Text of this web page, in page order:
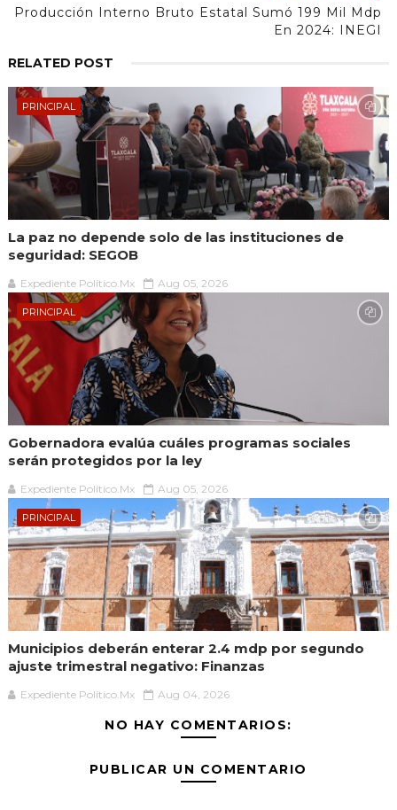
Producción Interno Bruto Estatal Sumó 199 Mil Mdp
En 2024: INEGI
RELATED POST
PRINCIPAL
La paz no depende solo de las instituciones de
seguridad: SEGOB
Expediente Político.Mx Aug 05, 2026
PRINCIPAL
Gobernadora evalúa cuáles programas sociales
serán protegidos por la ley
Expediente Político.Mx Aug 05, 2026
PRINCIPAL
Municipios deberán enterar 2.4 mdp por segundo
ajuste trimestral negativo: Finanzas
Expediente Político.Mx Aug 04, 2026
NO HAY COMENTARIOS:
PUBLICAR UN COMENTARIO